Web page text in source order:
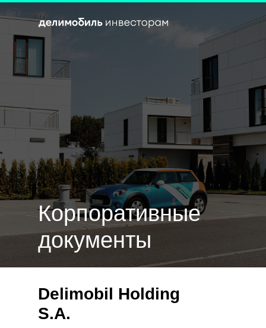
Корпоративные
документы
Delimobil Holding
S.A.